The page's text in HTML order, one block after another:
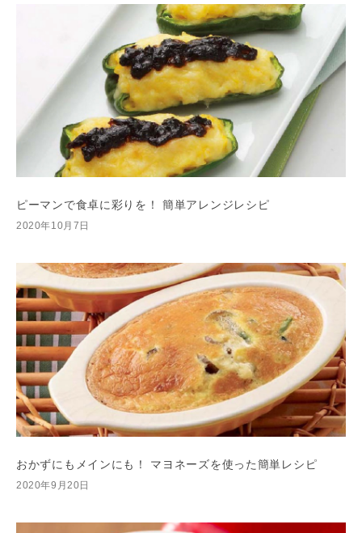
ピーマンで食卓に彩りを！ 簡単アレンジレシピ
2020年10月7日
おかずにもメインにも！ マヨネーズを使った簡単レシピ
2020年9月20日